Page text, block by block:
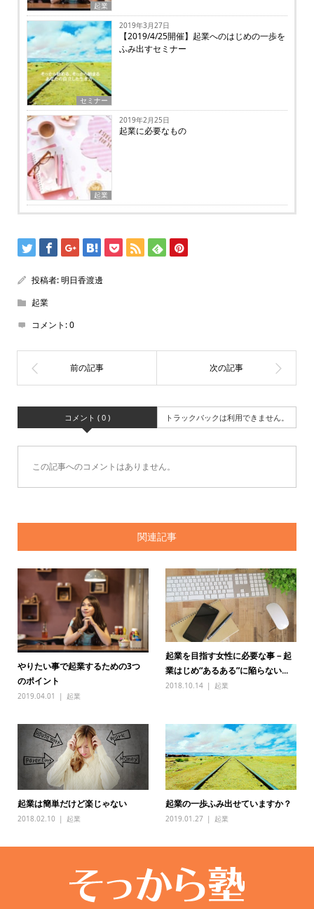
起業
セミナー
2019年3月27日
【2019/4/25開催】起業へのはじめの一歩を
ふみ出すセミナー
起業
2019年2月25日
起業に必要なもの
投稿者:明日香渡邊
起業
コメント:0
コメント ( 0 ) トラックバックは利用できません。
この記事へのコメントはありません。
関連記事
やりたい事で起業するための3つ
のポイント
2019.04.01 起業
起業を目指す女性に必要な事－起
業はじめ“あるある”に陥らない...
2018.10.14 起業
起業は簡単だけど楽じゃない
2018.02.10 起業
起業の一歩ふみ出せていますか？
2019.01.27 起業